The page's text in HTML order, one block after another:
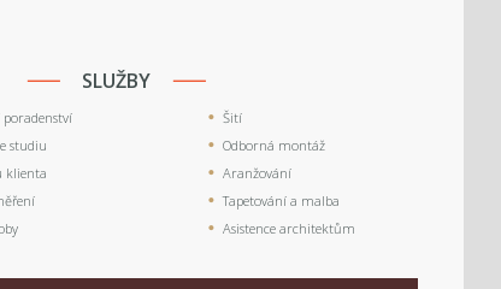
SLUŽBY
studiu
klienta
Šití
Odborná montáž
Aranžování
Tapetování a malba
Asistence architektům